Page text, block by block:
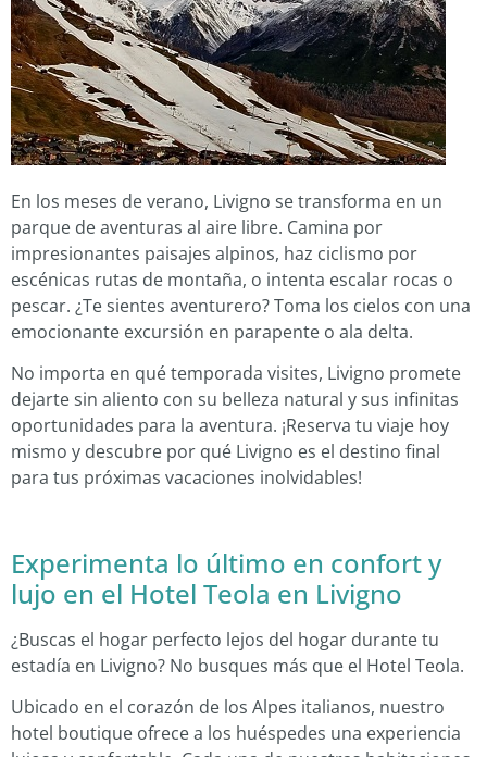
En los meses de verano, Livigno se transforma en un
parque de aventuras al aire libre. Camina por
impresionantes paisajes alpinos, haz ciclismo por
escénicas rutas de montaña, o intenta escalar rocas o
pescar. ¿Te sientes aventurero? Toma los cielos con una
emocionante excursión en parapente o ala delta.
No importa en qué temporada visites, Livigno promete
dejarte sin aliento con su belleza natural y sus infinitas
oportunidades para la aventura. ¡Reserva tu viaje hoy
mismo y descubre por qué Livigno es el destino final
para tus próximas vacaciones inolvidables!
Experimenta lo último en confort y
lujo en el Hotel Teola en Livigno
¿Buscas el hogar perfecto lejos del hogar durante tu
estadía en Livigno? No busques más que el Hotel Teola.
Ubicado en el corazón de los Alpes italianos, nuestro
hotel boutique ofrece a los huéspedes una experiencia